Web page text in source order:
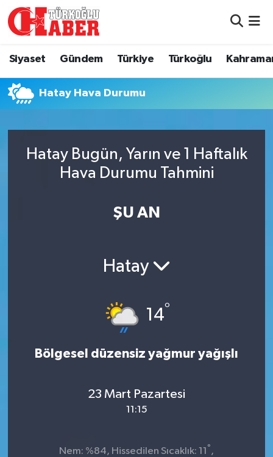
Siyaset Gündem Türkiye Türkoğlu
Hatay Hava Durumu
Hatay Bugün, Yarın ve 1 Haftalık
Hava Durumu Tahmini
ŞU AN
Hatay
14°
Bölgesel düzensiz yağmur yağışlı
23 Mart Pazartesi
11:15
Nem: %84, Hissedilen Sıcaklık: 11 ° ,
Gündem
Türkiye
Kahramanmaraş
Hava Durumu
Namaz Vakitleri
Süper Lig Puan Durumu ve Fikstür